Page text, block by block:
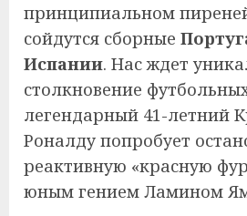
принципиальном
сойдутся сборные
Испании. Нас ждет
столкновение
легендарный 41-летний
Роналду попробует
реактивную «красную
юным гением Ламином